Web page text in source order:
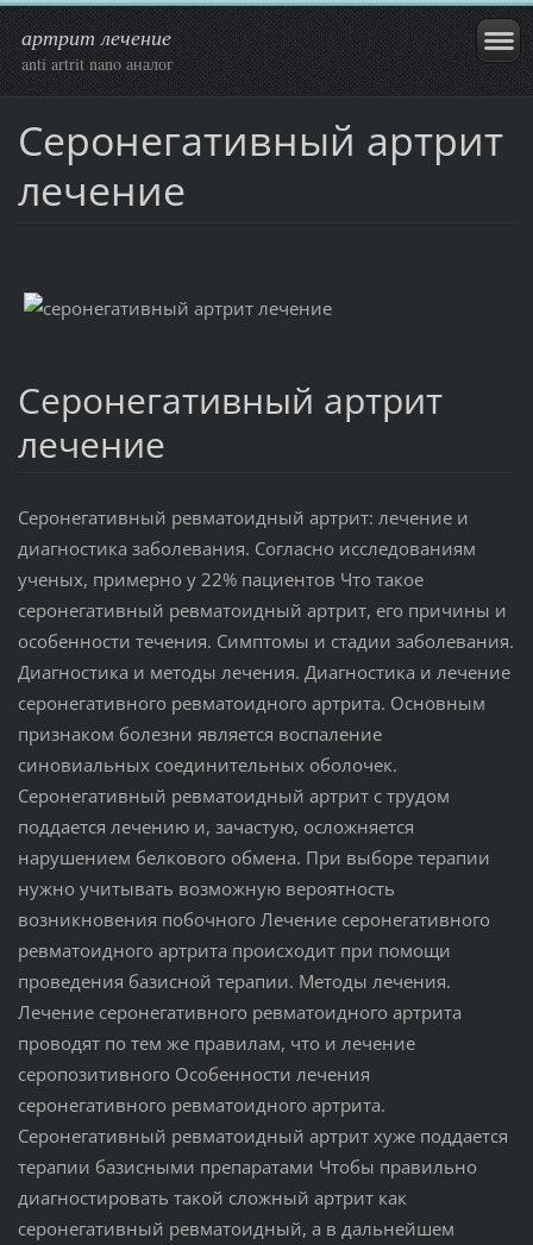
артрит лечение
anti artrit nano аналог
Серонегативный артрит
лечение
Серонегативный артрит
лечение
Серонегативный ревматоидный артрит: лечение и
диагностика заболевания. Согласно исследованиям
ученых, примерно у 22% пациентов Что такое
серонегативный ревматоидный артрит, его причины и
особенности течения. Симптомы и стадии заболевания.
Диагностика и методы лечения. Диагностика и лечение
серонегативного ревматоидного артрита. Основным
признаком болезни является воспаление
синовиальных соединительных оболочек.
Серонегативный ревматоидный артрит с трудом
поддается лечению и, зачастую, осложняется
нарушением белкового обмена. При выборе терапии
нужно учитывать возможную вероятность
возникновения побочного Лечение серонегативного
ревматоидного артрита происходит при помощи
проведения базисной терапии. Методы лечения.
Лечение серонегативного ревматоидного артрита
проводят по тем же правилам, что и лечение
серопозитивного Особенности лечения
серонегативного ревматоидного артрита.
Серонегативный ревматоидный артрит хуже поддается
терапии базисными препаратами Чтобы правильно
диагностировать такой сложный артрит как
серонегативный ревматоидный, а в дальнейшем